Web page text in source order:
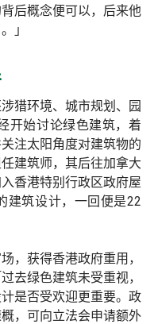
后概念便可以，后来他
」
猎环境、城市规划、园
开始讨论绿色建筑，着
注太阳角度对建筑物的
建筑师，其后往加拿大
香港特别行政区政府屋
建筑设计，一回便是22
，获得香港政府重用，
去绿色建筑未受重视，
是否受欢迎更重要。政
，可向立法会申请额外